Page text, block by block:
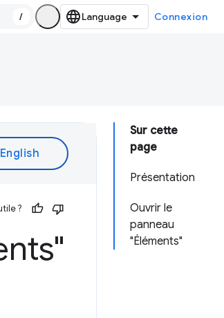
/ Connexion
Sur cette
page
Présentation
Ouvrir le
panneau
"Éléments"
?